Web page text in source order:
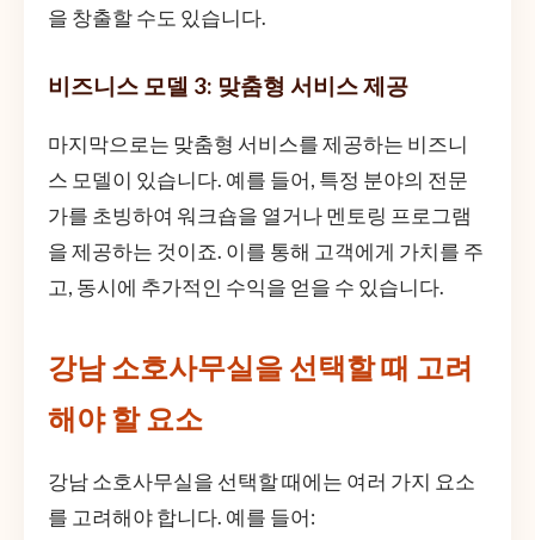
을 창출할 수도 있습니다.
비즈니스 모델 3: 맞춤형 서비스 제공
마지막으로는 맞춤형 서비스를 제공하는 비즈니
스 모델이 있습니다. 예를 들어, 특정 분야의 전문
가를 초빙하여 워크숍을 열거나 멘토링 프로그램
을 제공하는 것이죠. 이를 통해 고객에게 가치를 주
고, 동시에 추가적인 수익을 얻을 수 있습니다.
강남 소호사무실을 선택할 때 고려
해야 할 요소
강남 소호사무실을 선택할 때에는 여러 가지 요소
를 고려해야 합니다. 예를 들어: